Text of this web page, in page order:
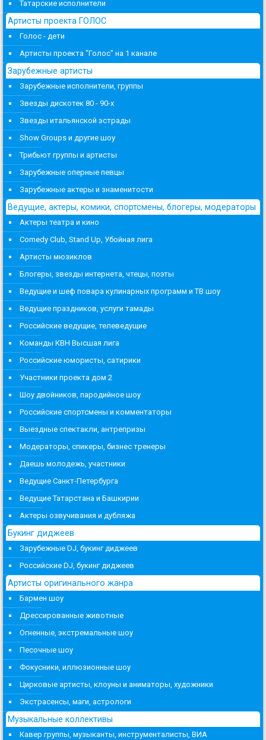
Татарские исполнители
Артисты проекта ГОЛОС
Голос - дети
Артисты проекта "Голос" на 1 канале
Зарубежные артисты
Зарубежные исполнители, группы
Звезды дискотек 80 - 90-х
Звезды итальянской эстрады
Show Groups и другие шоу
Трибьют группы и артисты
Зарубежные оперные певцы
Зарубежные актеры и знаменитости
Ведущие, актеры, комики, спортсмены, блогеры, модераторы
Актеры театра и кино
Comedy Club, Stand Up, Убойная лига
Артисты мюзиклов
Блогеры, звезды интернета, чтецы, поэты
Ведущие и шеф повара кулинарных программ и ТВ шоу
Ведущие праздников, услуги тамады
Российские ведущие, телеведущие
Команды КВН Высшая лига
Российские юмористы, сатирики
Участники проекта дом 2
Шоу двойников, пародийное шоу
Российские спортсмены и комментаторы
Выездные спектакли, антрепризы
Модераторы, спикеры, бизнес тренеры
Даешь молодежь, участники
Ведущие Санкт-Петербурга
Ведущие Татарстана и Башкирии
Актеры озвучивания и дубляжа
Букинг диджеев
Зарубежные DJ, букинг диджеев
Российские DJ, букинг диджеев
Артисты оригинального жанра
Бармен шоу
Дрессированные животные
Огненные, экстремальные шоу
Песочные шоу
Фокусники, иллюзионные шоу
Цирковые артисты, клоуны и аниматоры, художники
Экстрасенсы, маги, астрологи
Музыкальные коллективы
Кавер группы, музыканты, инструменталисты, ВИА